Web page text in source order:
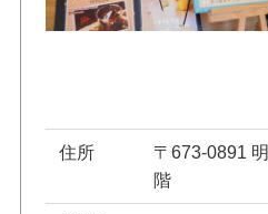
住所
〒673-0891
階